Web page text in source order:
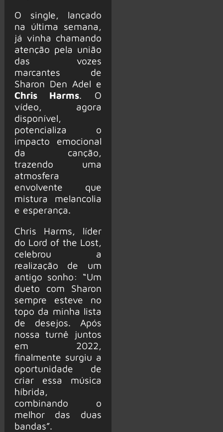
O single, lançado
na última semana,
já vinha chamando
atenção pela união
das vozes
marcantes de
Sharon Den Adel e
Chris Harms . O
vídeo, agora
disponível,
potencializa o
impacto emocional
da canção,
trazendo uma
atmosfera
envolvente que
mistura melancolia
e esperança.
Chris Harms, líder
do Lord of the Lost,
celebrou a
realização de um
antigo sonho: “Um
dueto com Sharon
sempre esteve no
topo da minha lista
de desejos. Após
nossa turnê juntos
em 2022,
finalmente surgiu a
oportunidade de
criar essa música
híbrida,
combinando o
melhor das duas
bandas”.